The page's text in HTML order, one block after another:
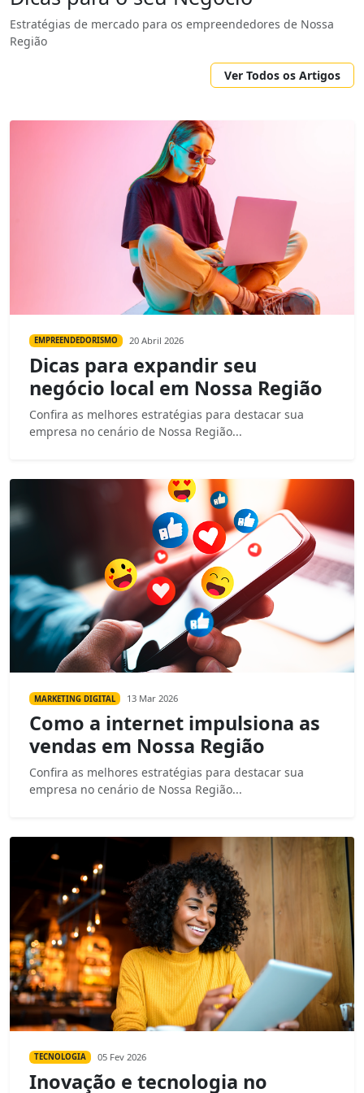
Estratégias de mercado para os empreendedores de Nossa
Região
Ver Todos os Artigos
EMPREENDEDORISMO 20 Abril 2026
Dicas para expandir seu
negócio local em Nossa Região
Confira as melhores estratégias para destacar sua
empresa no cenário de Nossa Região...
MARKETING DIGITAL 13 Mar 2026
Como a internet impulsiona as
vendas em Nossa Região
Confira as melhores estratégias para destacar sua
empresa no cenário de Nossa Região...
TECNOLOGIA 05 Fev 2026
Inovação e tecnologia no